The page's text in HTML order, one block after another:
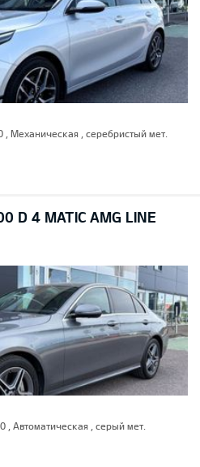
, Механическая , серебристый мет.
D 4 MATIC AMG LINE
, Автоматическая , серый мет.